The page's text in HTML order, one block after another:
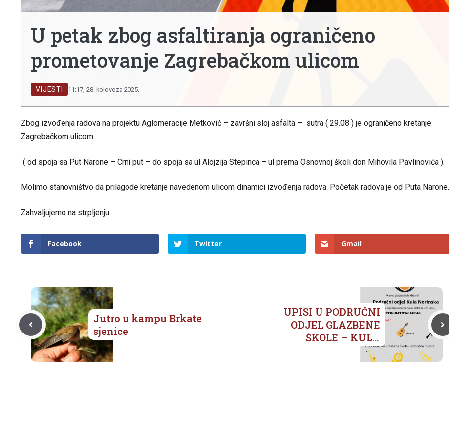
U petak zbog asfaltiranja ograničeno
prometovanje Zagrebačkom ulicom
VIJESTI 11:17, 28. kolovoza 2025.
Zbog izvođenja radova na projektu Aglomeracije Metković – završni sloj asfalta – sutra ( 29.08 ) je ograničeno kretanje
Zagrebačkom ulicom
( od spoja sa Put Narone – Crni put – do spoja sa ul Alojzija Stepinca – ul prema Osnovnoj školi don Mihovila Pavlinovića ).
Molimo stanovništvo da prilagode kretanje navedenom ulicom dinamici izvođenja radova. Početak radova je od Puta Narone.
Zahvaljujemo na strpljenju.
Facebook Twitter Gmail
Jutro u kampu Brkate
sjenice
UPISI U PODRUČNI
ODJEL GLAZBENE
ŠKOLE – KULA
NORINSKA